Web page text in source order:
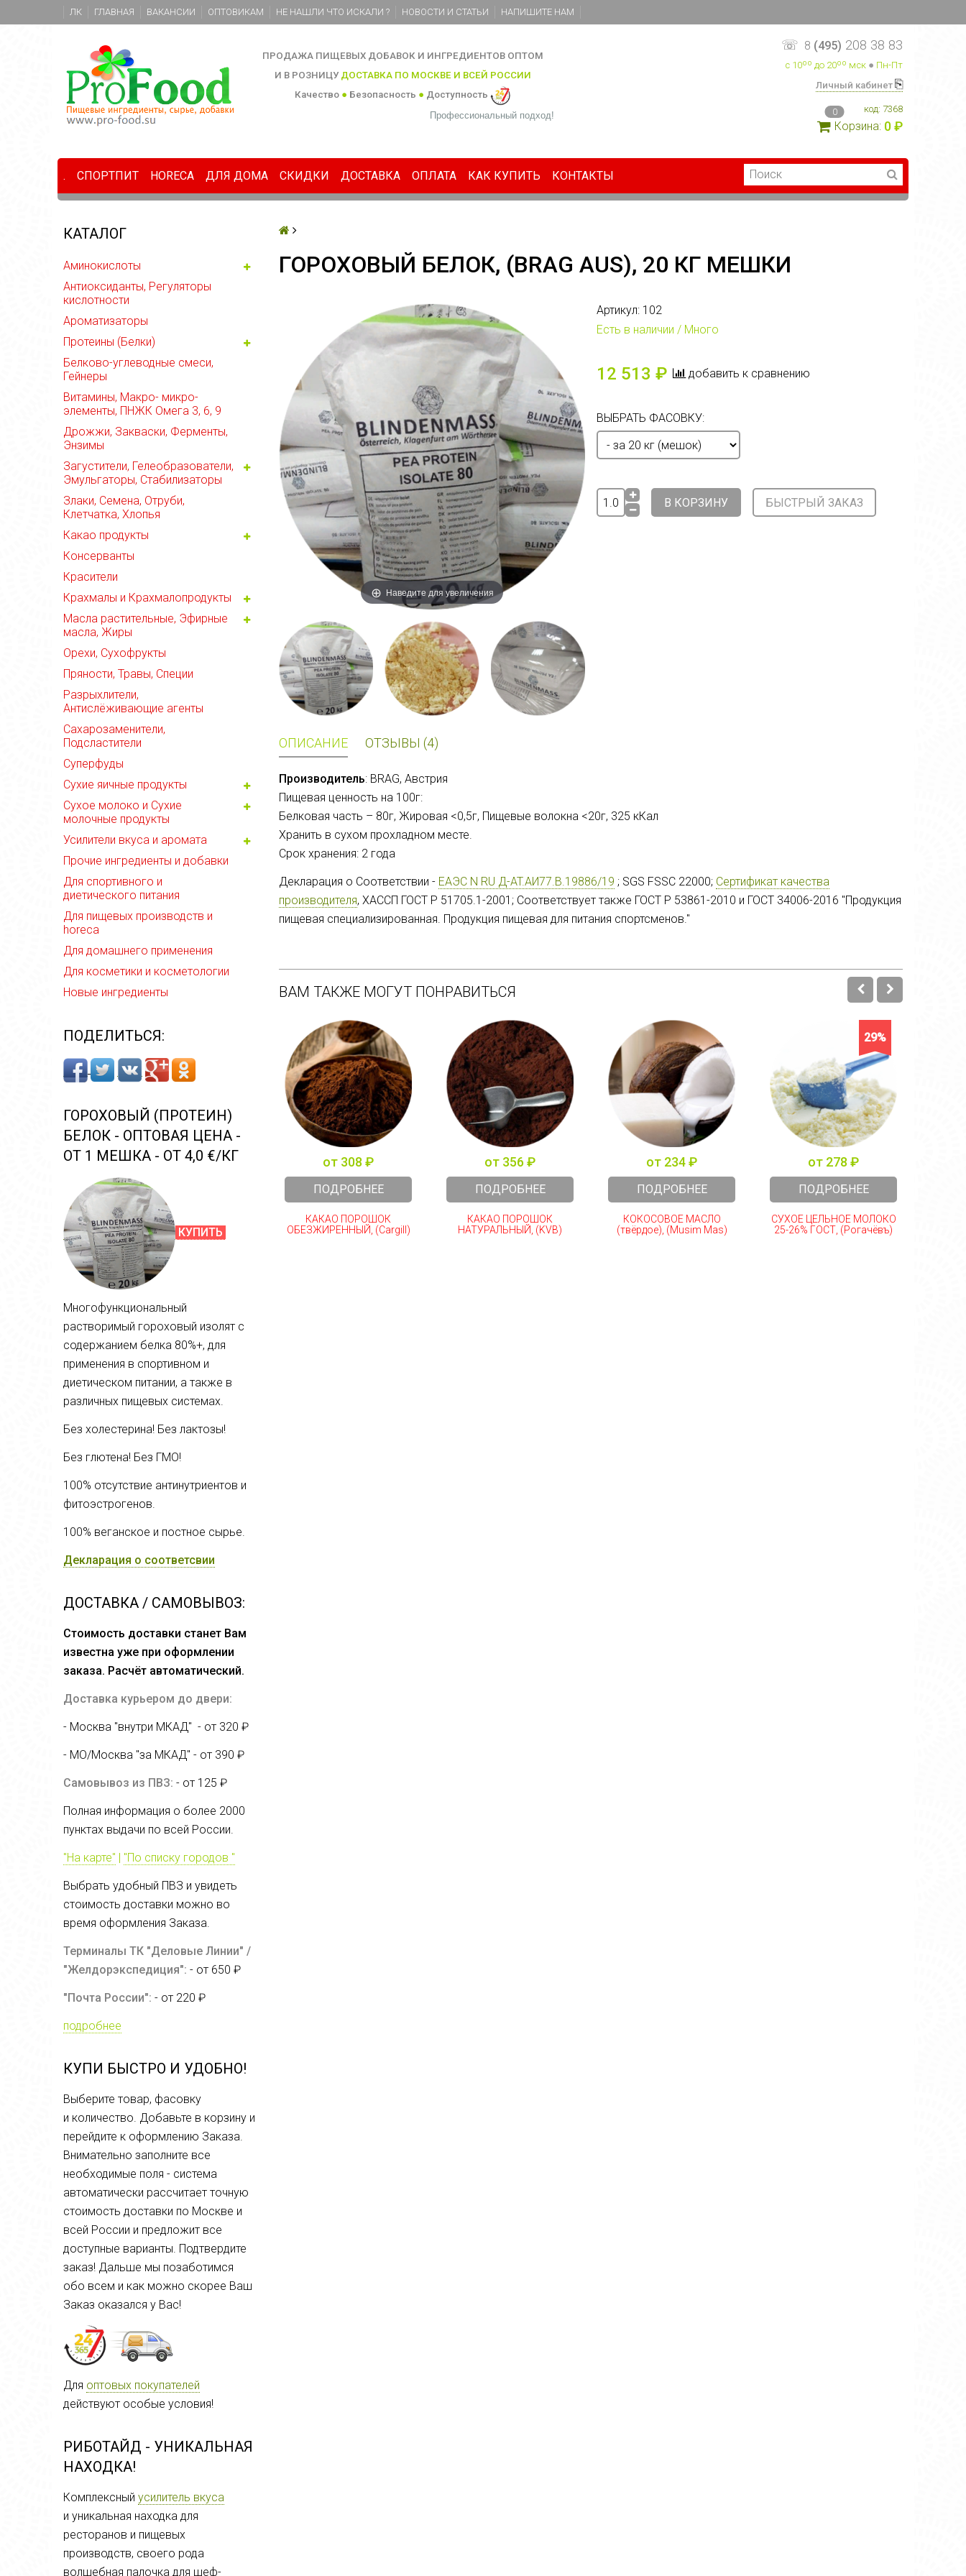
ЛК ГЛАВНАЯ ВАКАНСИИ ОПТОВИКАМ НЕ НАШЛИ ЧТО ИСКАЛИ ? НОВОСТИ И СТАТЬИ НАПИШИТЕ НАМ
ПРОДАЖА ПИЩЕВЫХ ДОБАВОК И ИНГРЕДИЕНТОВ ОПТОМ
И В РОЗНИЦУ ДОСТАВКА ПО МОСКВЕ И ВСЕЙ РОССИИ
Качество ● Безопасность ● Доступность
Профессиональный подход!
☏ 8 (495) 208 38 83
с 10ºº до 20ºº мск ● Пн-Пт
Личный кабинет ⎘
код: 7368
0
Корзина: 0 ₽
. СПОРТПИТ HORECA ДЛЯ ДОМА СКИДКИ ДОСТАВКА ОПЛАТА КАК КУПИТЬ КОНТАКТЫ
КАТАЛОГ
Аминокислоты
Антиоксиданты, Регуляторы
кислотности
Ароматизаторы
Протеины (Белки)
Белково-углеводные смеси,
Гейнеры
Витамины, Макро- микро-
элементы, ПНЖК Омега 3, 6, 9
Дрожжи, Закваски, Ферменты,
Энзимы
Загустители, Гелеобразователи,
Эмульгаторы, Стабилизаторы
Злаки, Семена, Отруби,
Клетчатка, Хлопья
Какао продукты
Консерванты
Красители
Крахмалы и Крахмалопродукты
Масла растительные, Эфирные
масла, Жиры
Орехи, Сухофрукты
Пряности, Травы, Специи
Разрыхлители,
Антислёживающие агенты
Сахарозаменители,
Подсластители
Суперфуды
Сухие яичные продукты
Сухое молоко и Сухие
молочные продукты
Усилители вкуса и аромата
Прочие ингредиенты и добавки
Для спортивного и
диетического питания
Для пищевых производств и
horeca
Для домашнего применения
Для косметики и косметологии
Новые ингредиенты
ПОДЕЛИТЬСЯ:
ГОРОХОВЫЙ (ПРОТЕИН)
БЕЛОК - ОПТОВАЯ ЦЕНА -
ОТ 1 МЕШКА - ОТ 4,0 €/КГ
КУПИТЬ
Многофункциональный
растворимый гороховый изолят с
содержанием белка 80%+, для
применения в спортивном и
диетическом питании, а также в
различных пищевых системах.
Без холестерина! Без лактозы!
Без глютена! Без ГМО!
100% отсутствие антинутриентов и
фитоэстрогенов.
100% веганское и постное сырье.
Декларация о соответсвии
ДОСТАВКА / САМОВЫВОЗ:
Стоимость доставки станет Вам
известна уже при оформлении
заказа. Расчёт автоматический.
Доставка курьером до двери:
- Москва "внутри МКАД" - от 320 ₽
- МО/Москва "за МКАД" - от 390 ₽
Самовывоз из ПВЗ: - от 125 ₽
Полная информация о более 2000
пунктах выдачи по всей России.
"На карте" | "По списку городов "
Выбрать удобный ПВЗ и увидеть
стоимость доставки можно во
время оформления Заказа.
Терминалы ТК "Деловые Линии" /
"Желдорэкспедиция": - от 650 ₽
"Почта России": - от 220 ₽
подробнее
КУПИ БЫСТРО И УДОБНО!
Выберите товар, фасовку
и количество. Добавьте в корзину и
перейдите к оформлению Заказа.
Внимательно заполните все
необходимые поля - система
автоматически рассчитает точную
стоимость доставки по Москве и
всей России и предложит все
доступные варианты. Подтвердите
заказ! Дальше мы позаботимся
обо всем и как можно скорее Ваш
Заказ оказался у Вас!
Для оптовых покупателей
действуют особые условия!
РИБОТАЙД - УНИКАЛЬНАЯ
НАХОДКА!
Комплексный усилитель вкуса
и уникальная находка для
ресторанов и пищевых
производств, своего рода
волшебная палочка для шеф-
ГОРОХОВЫЙ БЕЛОК, (BRAG AUS), 20 КГ МЕШКИ
Наведите для увеличения
Артикул: 102
Есть в наличии / Много
12 513 ₽ добавить к сравнению
ВЫБРАТЬ ФАСОВКУ:
В КОРЗИНУ БЫСТРЫЙ ЗАКАЗ
ОПИСАНИЕ ОТЗЫВЫ (4)
Производитель: BRAG, Австрия
Пищевая ценность на 100г:
Белковая часть – 80г, Жировая <0,5г, Пищевые волокна <20г, 325 кКал
Хранить в сухом прохладном месте.
Срок хранения: 2 года
Декларация о Соответствии - ЕАЭС N RU Д-AT.АИ77.В.19886/19 ; SGS FSSC 22000; Сертификат качества
производителя, ХАССП ГОСТ Р 51705.1-2001; Соответствует также ГОСТ Р 53861-2010 и ГОСТ 34006-2016 "Продукция
пищевая специализированная. Продукция пищевая для питания спортсменов."
ВАМ ТАКЖЕ МОГУТ ПОНРАВИТЬСЯ
от 308 ₽
ПОДРОБНЕЕ
КАКАО ПОРОШОК
ОБЕЗЖИРЕННЫЙ, (Cargill)
от 356 ₽
ПОДРОБНЕЕ
КАКАО ПОРОШОК
НАТУРАЛЬНЫЙ, (KVB)
от 234 ₽
ПОДРОБНЕЕ
КОКОСОВОЕ МАСЛО
(твёрдое), (Musim Mas)
29%
от 278 ₽
ПОДРОБНЕЕ
СУХОЕ ЦЕЛЬНОЕ МОЛОКО
25-26% ГОСТ, (Рогачёвъ)